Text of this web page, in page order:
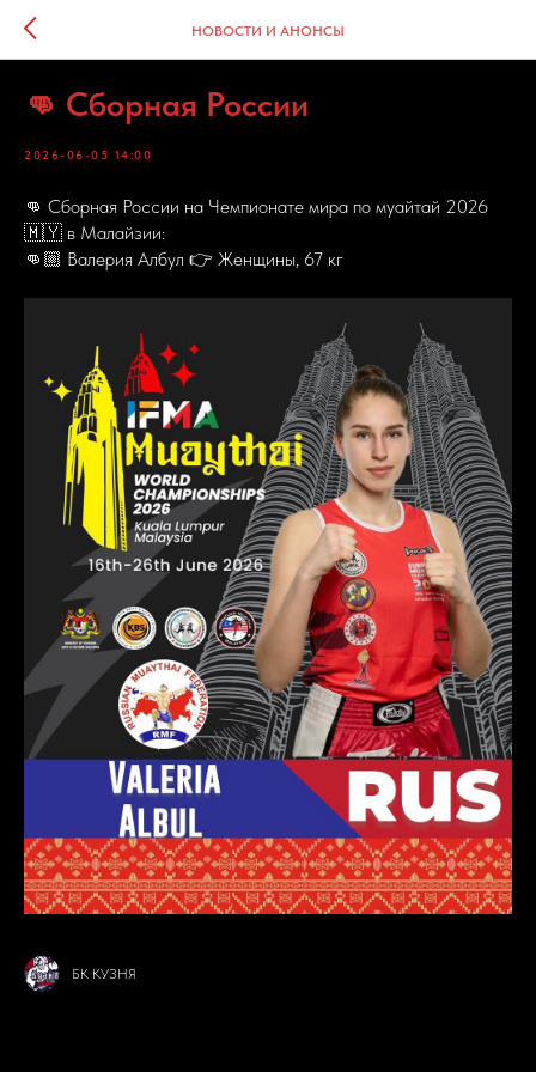
НОВОСТИ И АНОНСЫ
👊 Сборная России
2026-06-05 14:00
👊 Сборная России на Чемпионате мира по муайтай 2026
🇲🇾 в Малайзии:
👊🏼 Валерия Албул 👉 Женщины, 67 кг
БК КУЗНЯ